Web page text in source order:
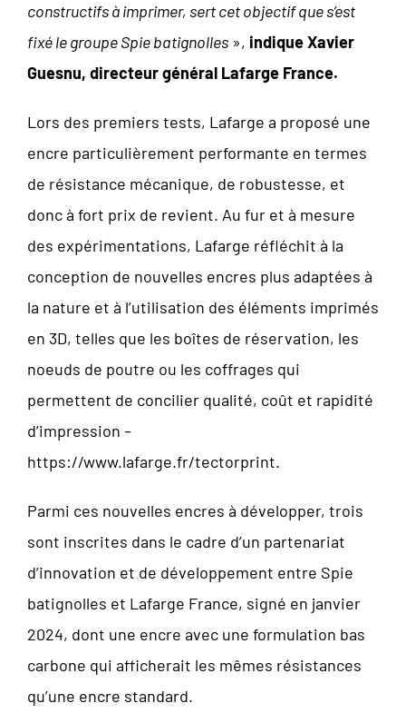
constructifs à imprimer, sert cet objectif que s’est
fixé le groupe Spie batignolles», indique Xavier
Guesnu, directeur général Lafarge France.
Lors des premiers tests, Lafarge a proposé une
encre particulièrement performante en termes
de résistance mécanique, de robustesse, et
donc à fort prix de revient. Au fur et à mesure
des expérimentations, Lafarge réfléchit à la
conception de nouvelles encres plus adaptées à
la nature et à l’utilisation des éléments imprimés
en 3D, telles que les boîtes de réservation, les
noeuds de poutre ou les coffrages qui
permettent de concilier qualité, coût et rapidité
d’impression –
https://www.lafarge.fr/tectorprint.
Parmi ces nouvelles encres à développer, trois
sont inscrites dans le cadre d’un partenariat
d’innovation et de développement entre Spie
batignolles et Lafarge France, signé en janvier
2024, dont une encre avec une formulation bas
carbone qui afficherait les mêmes résistances
qu’une encre standard.